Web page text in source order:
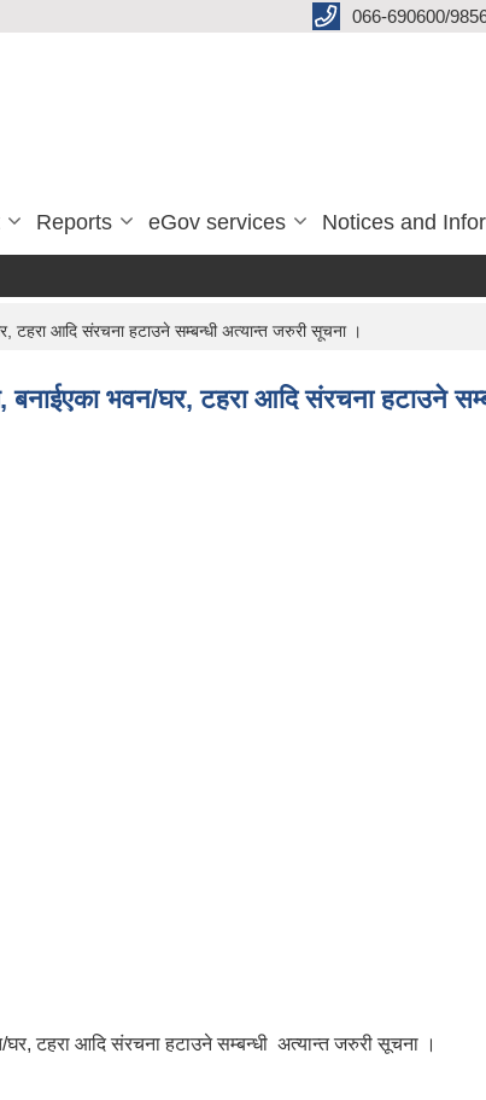
066-690600/
Reports eGov services Notices and
टहरा आदि संरचना हटाउने सम्बन्धी अत्यान्त जरुरी सूचना ।
बनाईएका भवन/घर, टहरा आदि संरचना हटाउने
टहरा आदि संरचना हटाउने सम्बन्धी अत्यान्त जरुरी सूचना ।